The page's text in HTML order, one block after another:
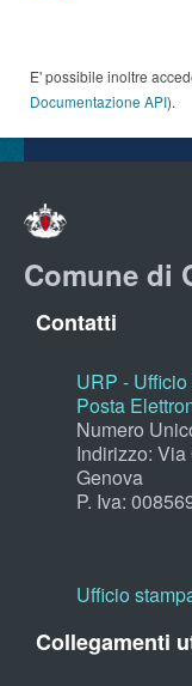
E' possibile inoltre
Documentazione API).
Comune di
Contatti
URP -
Posta
Numero
Indirizzo:
Genova
P. Iva:
Ufficio
Collegamenti